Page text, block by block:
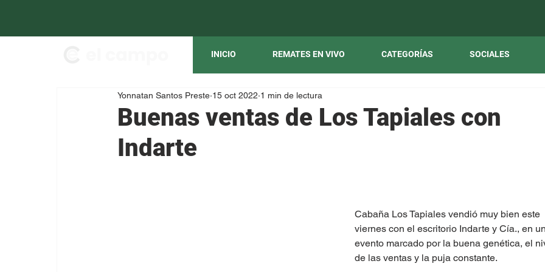
INICIO REMATES EN VIVO CATEGORÍAS SOCIALES
Buenas ventas de Los Tapiales con
Indarte
Yonnatan Santos Preste 15 oct 2022 1 min de lectura
Cabaña Los Tapiales vendió muy bien este
viernes con el escritorio Indarte y Cía., en
evento marcado por la buena genética, el
de las ventas y la puja constante.